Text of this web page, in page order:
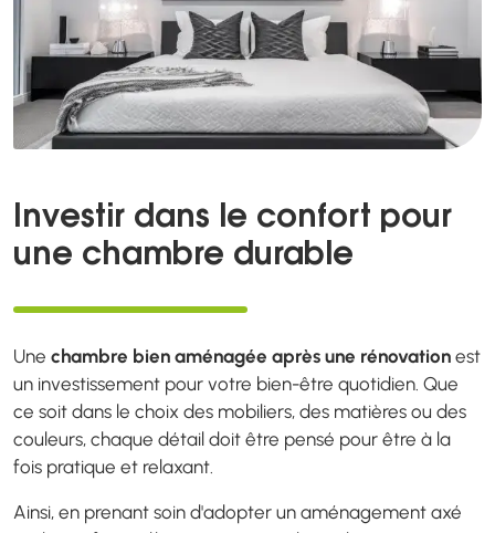
Investir dans le confort pour
une chambre durable
Une chambre bien aménagée après une rénovation est
un investissement pour votre bien-être quotidien. Que
ce soit dans le choix des mobiliers, des matières ou des
couleurs, chaque détail doit être pensé pour être à la
fois pratique et relaxant.
Ainsi, en prenant soin d'adopter un aménagement axé